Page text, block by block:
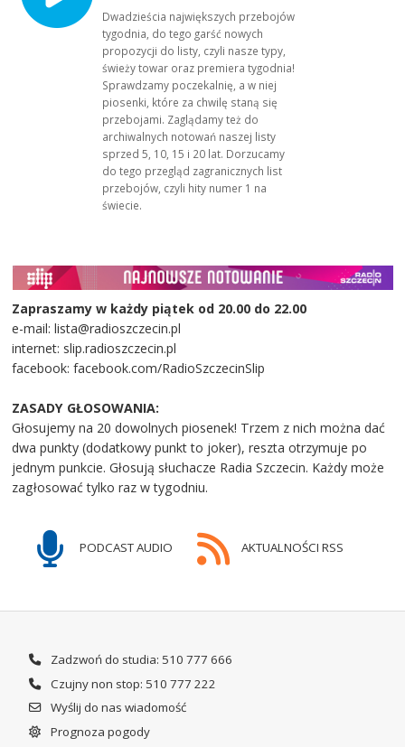
Dwadzieścia największych przebojów
tygodnia, do tego garść nowych
propozycji do listy, czyli nasze typy,
świeży towar oraz premiera tygodnia!
Sprawdzamy poczekalnię, a w niej
piosenki, które za chwilę staną się
przebojami. Zaglądamy też do
archiwalnych notowań naszej listy
sprzed 5, 10, 15 i 20 lat. Dorzucamy
do tego przegląd zagranicznych list
przebojów, czyli hity numer 1 na
świecie.
Zapraszamy w każdy piątek od 20.00 do 22.00
e-mail: lista@radioszczecin.pl
internet: slip.radioszczecin.pl
facebook: facebook.com/RadioSzczecinSlip
ZASADY GŁOSOWANIA:
Głosujemy na 20 dowolnych piosenek! Trzem z nich można dać
dwa punkty (dodatkowy punkt to joker), reszta otrzymuje po
jednym punkcie. Głosują słuchacze Radia Szczecin. Każdy może
zagłosować tylko raz w tygodniu.
PODCAST AUDIO AKTUALNOŚCI RSS
Zadzwoń do studia: 510 777 666
Czujny non stop: 510 777 222
Wyślij do nas wiadomość
Prognoza pogody